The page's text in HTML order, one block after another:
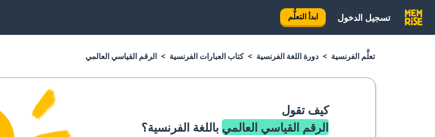
تسجيل الدخول ابدأ التعلُّم
تعلَّم الفرنسية دورة اللغة الفرنسية كتاب العبارات الفرنسية الرقم القياسي العالمي
كيف تقول
الرقم القياسي العالمي باللغة الفرنسية؟